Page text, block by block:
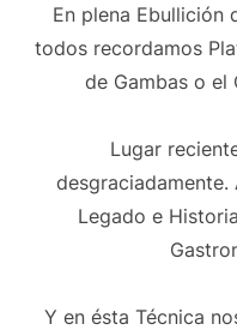
En plena Ebullición
todos recordamos
de Gambas o el
Lugar
Legado e
Y en ésta Técnica